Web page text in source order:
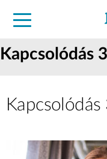
Otthoni
Üzleti Megoldások
Támogatás
Resources
Partnerek
Kapcsolódás
Kapcsolódás